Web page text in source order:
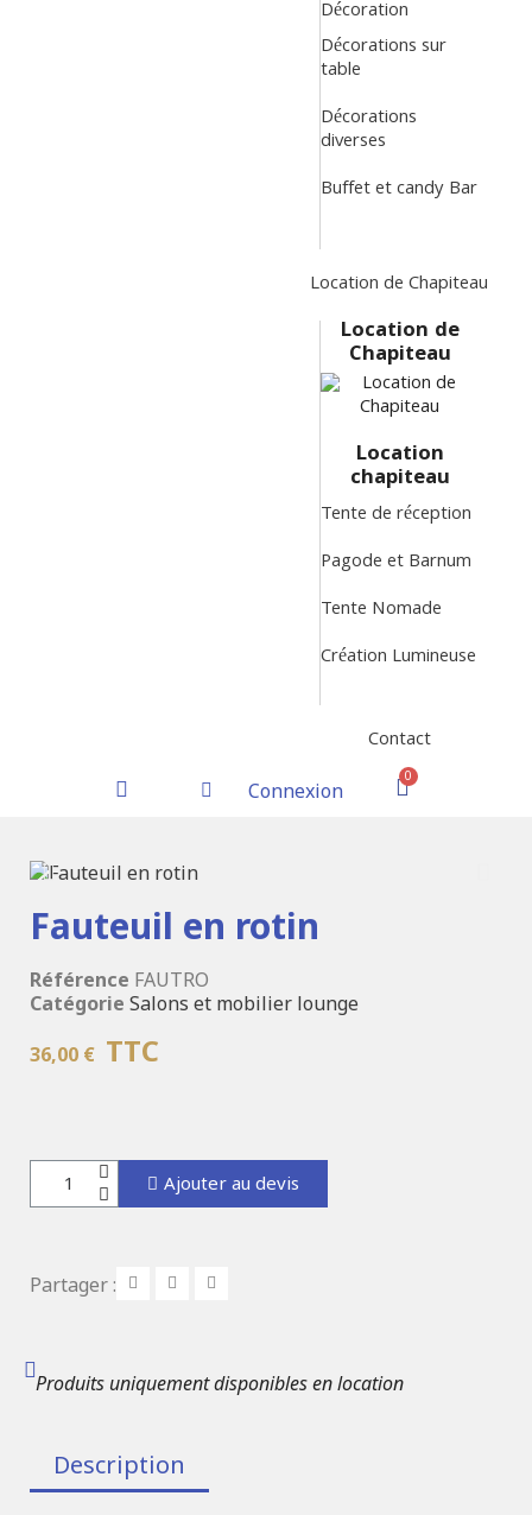
Décoration
Décorations sur
table
Décorations
diverses
Buffet et candy Bar
Location de Chapiteau
Location de
Chapiteau
Location
chapiteau
Tente de réception
Pagode et Barnum
Tente Nomade
Création Lumineuse
Contact
Connexion
Fauteuil en rotin
Référence FAUTRO
Catégorie Salons et mobilier lounge
36,00 € TTC
Ajouter au devis
Partager :
Produits uniquement disponibles en location
Description